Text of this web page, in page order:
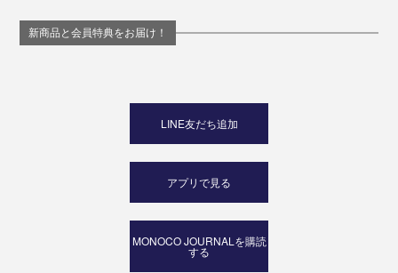
新商品と会員特典をお届け！
LINE友だち追加
アプリで見る
MONOCO JOURNALを購読
する